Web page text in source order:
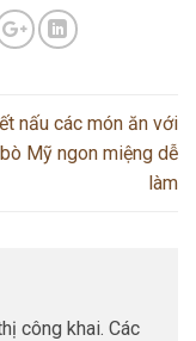
nấu các món ăn với
Mỹ ngon miệng dễ
làm
công khai. Các